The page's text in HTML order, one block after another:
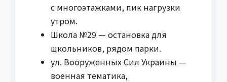
с многоэтажками, пик нагрузки
утром.
Школа №29 — остановка для
школьников, рядом парки.
ул. Вооруженных Сил Украины —
военная тематика,